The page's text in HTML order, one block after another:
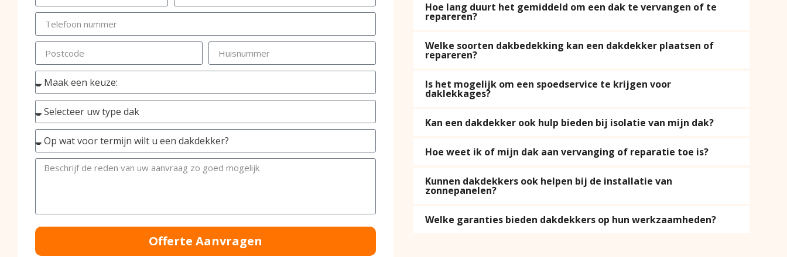
Offerte Aanvragen
Hoe lang duurt het gemiddeld om een dak te vervangen of te
repareren?
Welke soorten dakbedekking kan een dakdekker plaatsen of
repareren?
Is het mogelijk om een spoedservice te krijgen voor
daklekkages?
Kan een dakdekker ook hulp bieden bij isolatie van mijn dak?
Hoe weet ik of mijn dak aan vervanging of reparatie toe is?
Kunnen dakdekkers ook helpen bij de installatie van
zonnepanelen?
Welke garanties bieden dakdekkers op hun werkzaamheden?